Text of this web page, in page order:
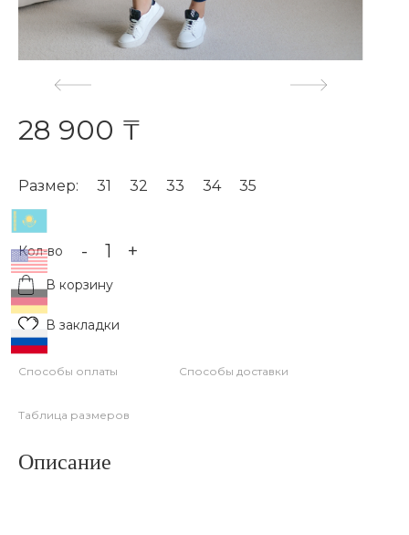
28 900 ₸
Размер: 31 32 33 34 35
Кол-во - +
В корзину
В закладки
Способы оплаты Способы доставки
Таблица размеров
Описание